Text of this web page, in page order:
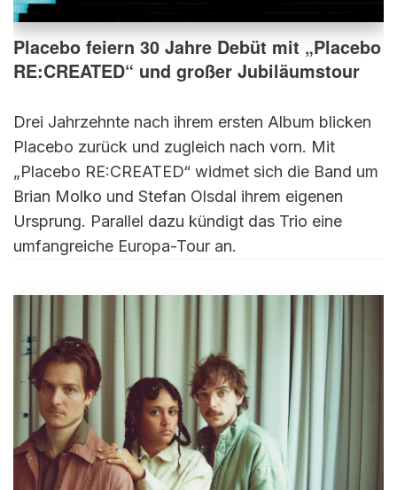
Placebo feiern 30 Jahre Debüt mit „Placebo
RE:CREATED“ und großer Jubiläumstour
Drei Jahrzehnte nach ihrem ersten Album blicken
Placebo zurück und zugleich nach vorn. Mit
„Placebo RE:CREATED“ widmet sich die Band um
Brian Molko und Stefan Olsdal ihrem eigenen
Ursprung. Parallel dazu kündigt das Trio eine
umfangreiche Europa-Tour an.